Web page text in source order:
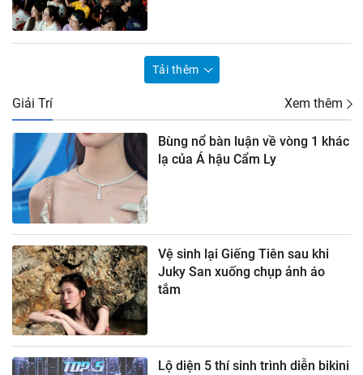
Tải thêm
Giải Trí Xem thêm
Bùng nổ bàn luận về vòng 1 khác
lạ của Á hậu Cẩm Ly
Vệ sinh lại Giếng Tiên sau khi
Juky San xuống chụp ảnh áo
tắm
Lộ diện 5 thí sinh trình diễn bikini